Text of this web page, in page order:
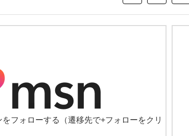
フォローする
（遷移先で+フォローをクリ